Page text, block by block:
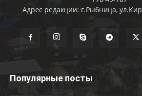
Адрес редакции: г.Рыбница,
Популярные посты